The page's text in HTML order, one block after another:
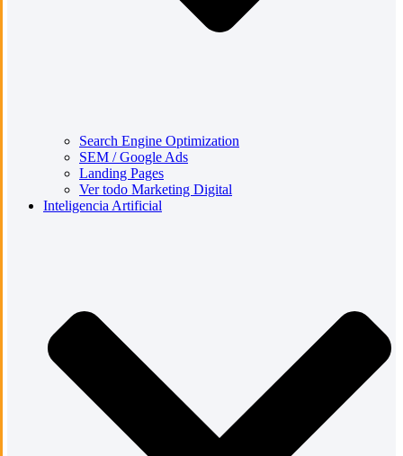
Search Engine Optimization
SEM / Google Ads
Landing Pages
Ver todo Marketing Digital
Inteligencia Artificial